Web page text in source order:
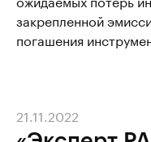
закрепленной
погашения
21.11.2022